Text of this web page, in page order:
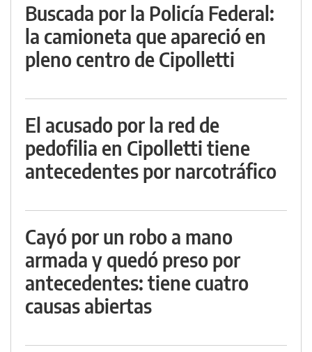
Buscada por la Policía Federal:
la camioneta que apareció en
pleno centro de Cipolletti
El acusado por la red de
pedofilia en Cipolletti tiene
antecedentes por narcotráfico
Cayó por un robo a mano
armada y quedó preso por
antecedentes: tiene cuatro
causas abiertas